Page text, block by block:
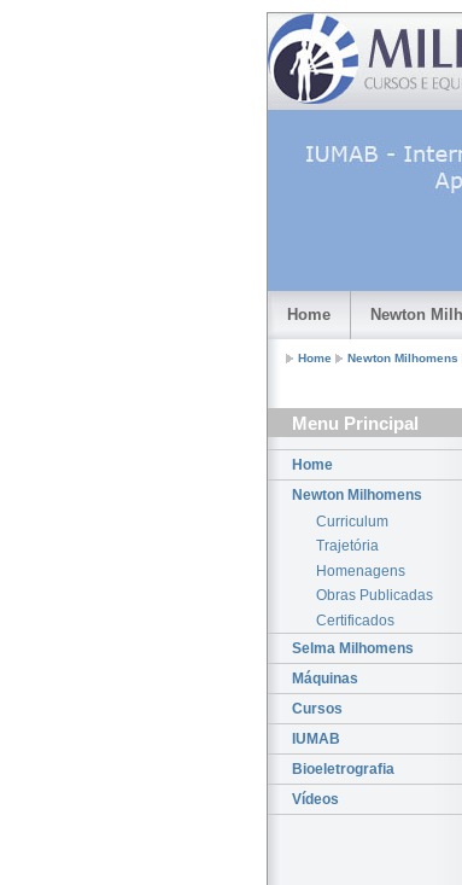
Home Newton
Home Newton Milhomens
Menu Principal
Home
Newton Milhomens
Curriculum
Trajetória
Homenagens
Obras Publicadas
Certificados
Selma Milhomens
Máquinas
Cursos
IUMAB
Bioeletrografia
Vídeos